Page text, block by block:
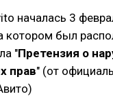
началась 3
котором был
"Претензия о
прав" (от